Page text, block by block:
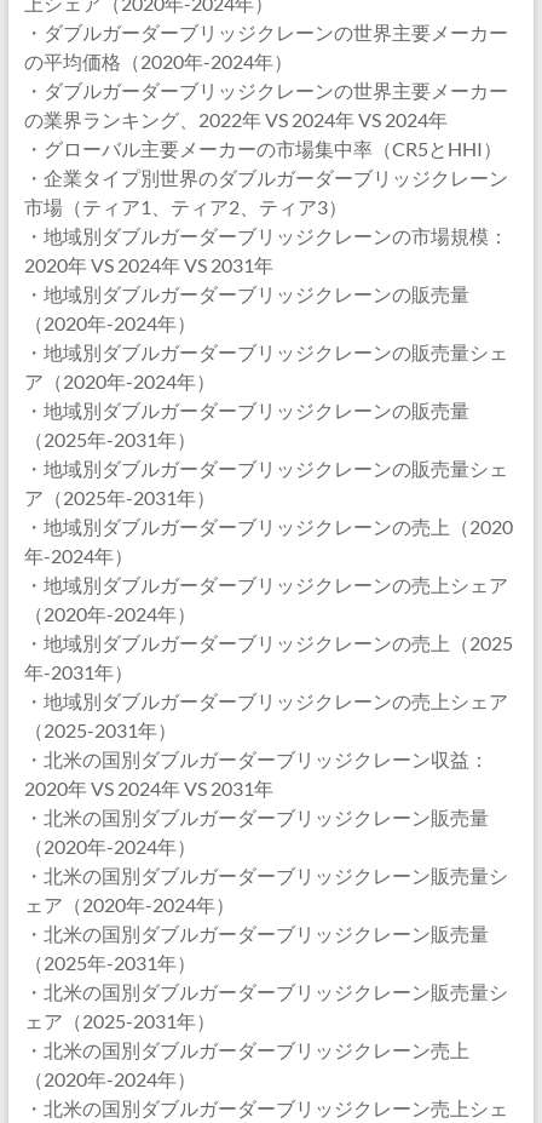
・ダブルガーダーブリッジクレーンの世界主要メーカー
の平均価格（2020年-2024年）
・ダブルガーダーブリッジクレーンの世界主要メーカー
の業界ランキング、2022年 VS 2024年 VS 2024年
・グローバル主要メーカーの市場集中率（CR5とHHI）
・企業タイプ別世界のダブルガーダーブリッジクレーン
市場（ティア1、ティア2、ティア3）
・地域別ダブルガーダーブリッジクレーンの市場規模：
2020年 VS 2024年 VS 2031年
・地域別ダブルガーダーブリッジクレーンの販売量
（2020年-2024年）
・地域別ダブルガーダーブリッジクレーンの販売量シェ
ア（2020年-2024年）
・地域別ダブルガーダーブリッジクレーンの販売量
（2025年-2031年）
・地域別ダブルガーダーブリッジクレーンの販売量シェ
ア（2025年-2031年）
・地域別ダブルガーダーブリッジクレーンの売上（2020
年-2024年）
・地域別ダブルガーダーブリッジクレーンの売上シェア
（2020年-2024年）
・地域別ダブルガーダーブリッジクレーンの売上（2025
年-2031年）
・地域別ダブルガーダーブリッジクレーンの売上シェア
（2025-2031年）
・北米の国別ダブルガーダーブリッジクレーン収益：
2020年 VS 2024年 VS 2031年
・北米の国別ダブルガーダーブリッジクレーン販売量
（2020年-2024年）
・北米の国別ダブルガーダーブリッジクレーン販売量シ
ェア（2020年-2024年）
・北米の国別ダブルガーダーブリッジクレーン販売量
（2025年-2031年）
・北米の国別ダブルガーダーブリッジクレーン販売量シ
ェア（2025-2031年）
・北米の国別ダブルガーダーブリッジクレーン売上
（2020年-2024年）
・北米の国別ダブルガーダーブリッジクレーン売上シェ